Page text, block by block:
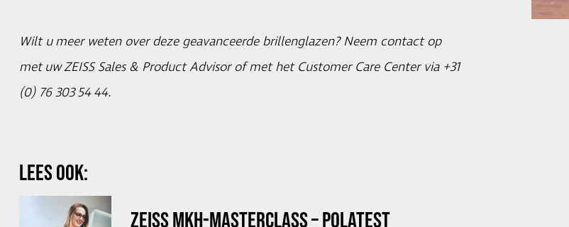
Wilt u meer weten over deze geavanceerde brillenglazen? Neem contact op
met uw ZEISS Sales & Product Advisor of met het Customer Care Center via +31
(0) 76 303 54 44.
LEES OOK:
ZEISS MKH-MASTERCLASS – POLATEST